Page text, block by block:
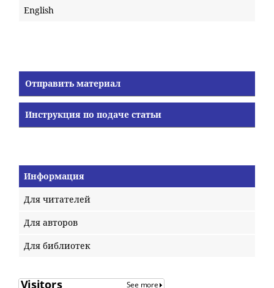
English
Отправить материал
Инструкция по подаче статьи
Информация
Для читателей
Для авторов
Для библиотек